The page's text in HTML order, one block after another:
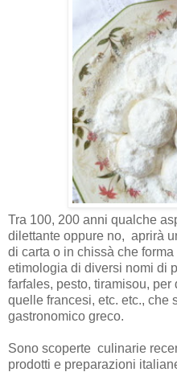
Tra 100, 200 anni qualche
dilettante oppure no, aprirà
di carta o in chissà che forma
etimologia di diversi nomi di
farfales, pesto, tiramisou, per
quelle francesi, etc. etc., che
gastronomico greco.
Sono scoperte culinarie
prodotti e preparazioni